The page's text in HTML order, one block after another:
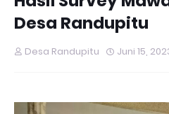
Desa Randupitu
Desa Randupitu Juni 15,